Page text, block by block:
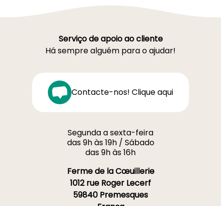
Serviço de apoio ao cliente
Há sempre alguém para o ajudar!
Contacte-nos! Clique aqui
Segunda a sexta-feira
das 9h às 19h / Sábado
das 9h às 16h
Ferme de la Cœuillerie
1012 rue Roger Lecerf
59840 Premesques